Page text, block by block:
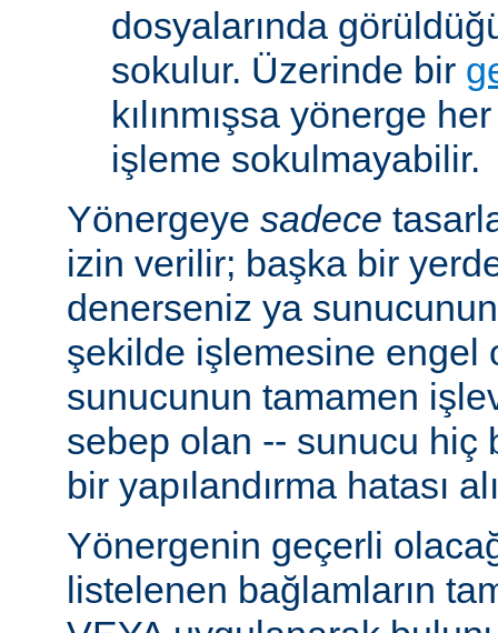
dosyalarında
sokulur. Üzerinde bir
kılınmışsa yönerge
işleme sokulmayabilir.
Yönergeye sadece
izin verilir; başka bir
denerseniz ya
şekilde işlemesine engel
sunucunun tamamen
sebep olan -- sunucu hiç
bir yapılandırma hatası
Yönergenin geçerli
listelenen bağlamların